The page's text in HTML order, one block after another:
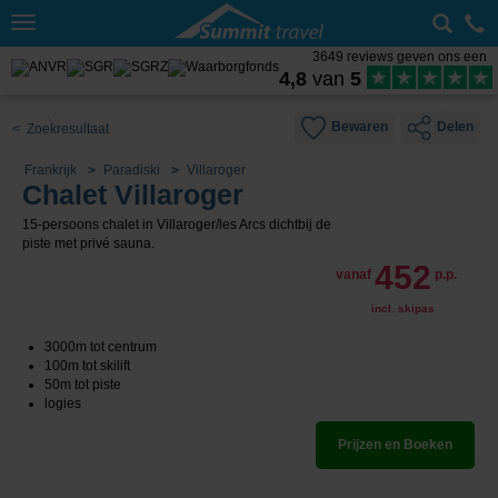
Toggle
3649 reviews geven ons een
4,8 van 5
< Zoekresultaat Bewaren Delen
Frankrijk Paradiski Villaroger
Chalet Villaroger
15-persoons chalet in Villaroger/les Arcs dichtbij de
piste met privé sauna.
vanaf 452 p.p.
incl. skipas
3000m tot centrum
100m tot skilift
50m tot piste
logies
Prijzen en Boeken